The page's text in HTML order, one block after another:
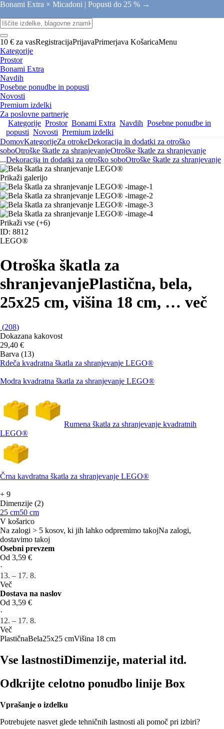
Bonami Extra × Micadoni | Popusti do 25 % →
10 € za vasRegistracijaPrijavaPrimerjava KošaricaMenu
Kategorije
Prostor
Bonami Extra
Navdih
Posebne ponudbe in popusti
Novosti
Premium izdelki
Za poslovne partnerje
Kategorije Prostor Bonami Extra Navdih Posebne ponudbe in
popusti Novosti Premium izdelki
DomovKategorijeZa otrokeDekoracija in dodatki za otroško
soboOtroške škatle za shranjevanjeOtroške škatle za shranjevanje
...Dekoracija in dodatki za otroško soboOtroške škatle za shranjevanje
Prikaži galerijo
Prikaži vse (+6)
ID: 8812
LEGO®
Otroška škatla za
shranjevanjePlastična, bela,
25x25 cm, višina 18 cm, … več
(208)
Dokazana kakovost
29,40 €
Barva (13)
Rdeča kvadratna škatla za shranjevanje LEGO®
Modra kvadratna škatla za shranjevanje LEGO®
Rumena škatla za shranjevanje kvadratnih
LEGO®
Črna kavdratna škatla za shranjevanje LEGO®
+ 9
Dimenzije (2)
25 cm50 cm
V košarico
Na zalogi > 5 kosov, ki jih lahko odpremimo takojNa zalogi,
dostavimo takoj
Osebni prevzem
Od 3,59 €
·
13. – 17. 8.
Več
Dostava na naslov
Od 3,59 €
·
12. – 17. 8.
Več
PlastičnaBela25x25 cmVišina 18 cm
Vse lastnostiDimenzije, material itd.
Odkrijte celotno ponudbo linije Box
Vprašanje o izdelku
Potrebujete nasvet glede tehničnih lastnosti ali pomoč pri izbiri?